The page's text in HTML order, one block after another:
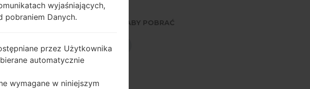
2.NACIŚNIJ, ABY POBRAĆ
POBIERZ
wyjaśniających,
pobraniem Danych.
przez Użytkownika
automatycznie
wymagane w niniejszym